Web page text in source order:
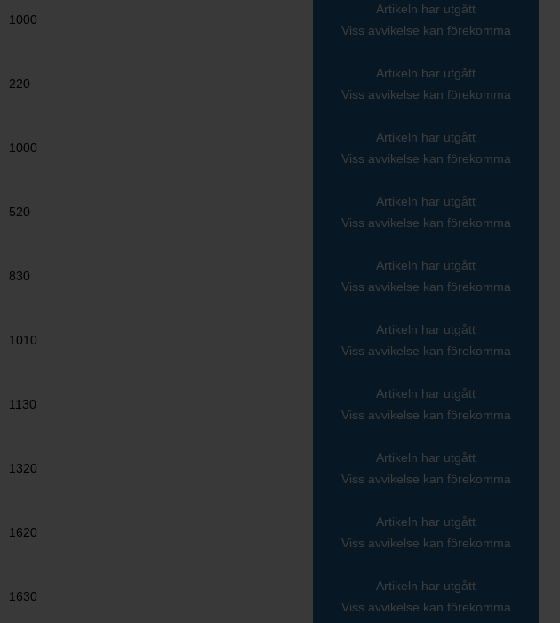
1000
Artikeln har utgått
Viss avvikelse kan förekomma
220
Artikeln har utgått
Viss avvikelse kan förekomma
1000
Artikeln har utgått
Viss avvikelse kan förekomma
520
Artikeln har utgått
Viss avvikelse kan förekomma
830
Artikeln har utgått
Viss avvikelse kan förekomma
1010
Artikeln har utgått
Viss avvikelse kan förekomma
1130
Artikeln har utgått
Viss avvikelse kan förekomma
1320
Artikeln har utgått
Viss avvikelse kan förekomma
1620
Artikeln har utgått
Viss avvikelse kan förekomma
1630
Artikeln har utgått
Viss avvikelse kan förekomma